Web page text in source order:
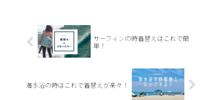
サーフィンの時着替えはこれで簡
単！
海水浴の時はこれで着替えが楽々！